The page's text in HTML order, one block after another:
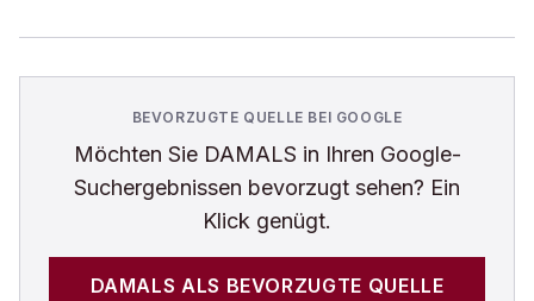
BEVORZUGTE QUELLE BEI GOOGLE
Möchten Sie DAMALS in Ihren Google-
Suchergebnissen bevorzugt sehen? Ein
Klick genügt.
DAMALS ALS BEVORZUGTE QUELLE